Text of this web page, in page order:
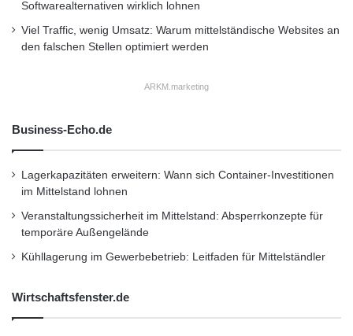
UVP: 5,90 EUR
Mit Kind & Hund auf Sommertour:
Ist die KUNGS Textilbürste mit an Bord sind ab
sofort Kekskrümel, Sand oder Hundehaare auf
ihrer starken, effizienten Borsten nimmt die
handliche Bürste selbst feinste Partikel auf und
lupenreine Sauberkeit und gute Stimmung.
Softwarealternativen wirklich lohnen
Viel Traffic, wenig Umsatz: Warum mittelständische Websites an
den falschen Stellen optimiert werden
ARKM.marketing
Business-Echo.de
Lagerkapazitäten erweitern: Wann sich Container-Investitionen
im Mittelstand lohnen
Veranstaltungssicherheit im Mittelstand: Absperrkonzepte für
temporäre Außengelände
Kühllagerung im Gewerbebetrieb: Leitfaden für Mittelständler
Wirtschaftsfenster.de